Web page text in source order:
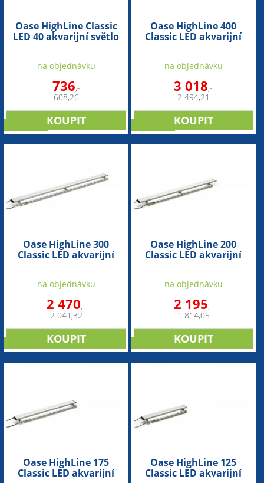
Oase HighLine Classic
LED 40 akvarijní světlo
na objednávku
736,-
608,26
Oase HighLine 400
Classic LED akvarijní
na objednávku
3 018,-
2 494,21
Oase HighLine 300
Classic LED akvarijní
na objednávku
2 470,-
2 041,32
Oase HighLine 200
Classic LED akvarijní
na objednávku
2 195,-
1 814,05
Oase HighLine 175
Classic LED akvarijní
Oase HighLine 125
Classic LED akvarijní